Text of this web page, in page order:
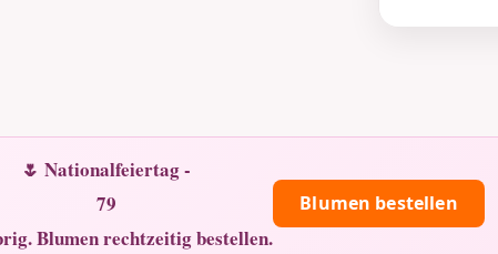
🌷 Nationalfeiertag -
79
Blumen rechtzeitig bestellen.
Blumen bestellen